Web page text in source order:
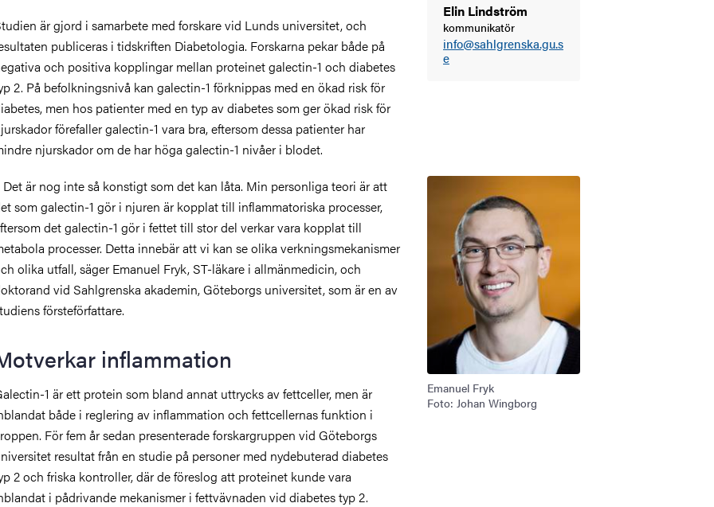
Elin Lindström
kommunikatör
info@sahlgrenska.gu.s
e
är gjord i samarbete med forskare vid Lunds universitet, och
publiceras i tidskriften Diabetologia. Forskarna pekar både på
och positiva kopplingar mellan proteinet galectin-1 och diabetes
2. På befolkningsnivå kan galectin-1 förknippas med en ökad risk för
men hos patienter med en typ av diabetes som ger ökad risk för
förefaller galectin-1 vara bra, eftersom dessa patienter har
njurskador om de har höga galectin-1 nivåer i blodet.
Bild
Emanuel Fryk
Foto: Johan Wingborg
Det är nog inte så konstigt som det kan låta. Min personliga teori är att
som galectin-1 gör i njuren är kopplat till inflammatoriska processer,
det galectin-1 gör i fettet till stor del verkar vara kopplat till
processer. Detta innebär att vi kan se olika verkningsmekanismer
olika utfall, säger Emanuel Fryk, ST-läkare i allmänmedicin, och
vid Sahlgrenska akademin, Göteborgs universitet, som är en av
försteförfattare.
inflammation
1 är ett protein som bland annat uttrycks av fettceller, men är
både i reglering av inflammation och fettcellernas funktion i
För fem år sedan presenterade forskargruppen vid Göteborgs
resultat från en studie på personer med nydebuterad diabetes
2 och friska kontroller, där de föreslog att proteinet kunde vara
i pådrivande mekanismer i fettvävnaden vid diabetes typ 2.